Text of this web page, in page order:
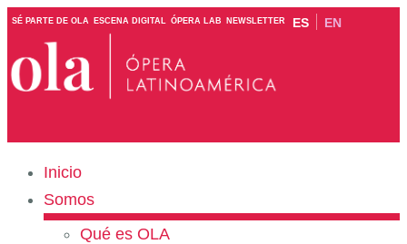
SÉ PARTE DE OLA ESCENA DIGITAL ÓPERA LAB NEWSLETTER ES EN
Inicio
Somos
Qué es OLA